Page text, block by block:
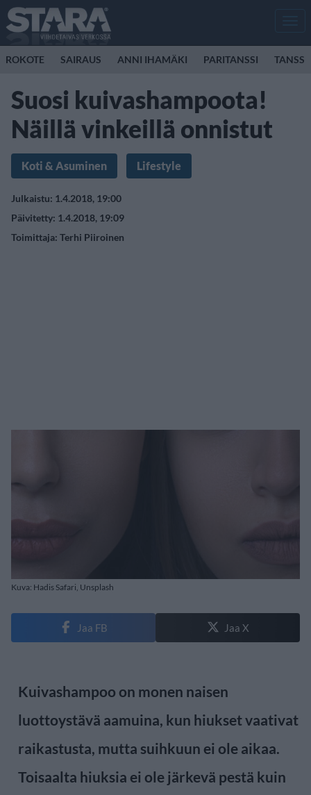
ROKOTE SAIRAUS ANNI IHAMÄKI PARITANSSI TANSSI
Suosi kuivashampoota!
Näillä vinkeillä onnistut
Koti & Asuminen Lifestyle
Julkaistu: 1.4.2018, 19:00
Päivitetty: 1.4.2018, 19:09
Toimittaja: Terhi Piiroinen
Kuva: Hadis Safari, Unsplash
Jaa FB Jaa X
Kuivashampoo on monen naisen
luottoystävä aamuina, kun hiukset vaativat
raikastusta, mutta suihkuun ei ole aikaa.
Toisaalta hiuksia ei ole järkevä pestä kuin